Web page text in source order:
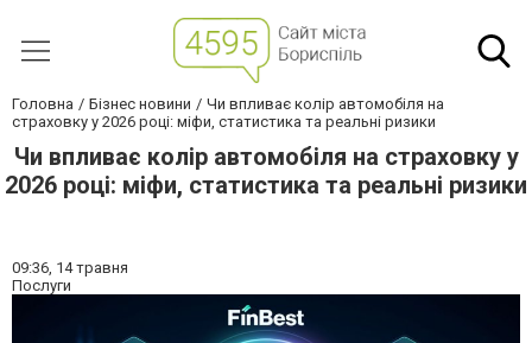
Головна Бізнес новини
Чи впливає колір автомобіля на
страховку у 2026 році: міфи, статистика та реальні ризики
Чи впливає колір автомобіля на страховку у
2026 році: міфи, статистика та реальні ризики
09:36, 14 травня
Послуги